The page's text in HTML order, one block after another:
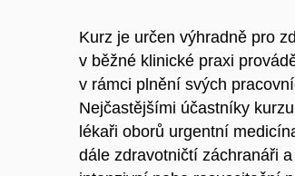
Kurz je určen výhradně pro
v běžné klinické praxi
v rámci plnění svých
Nejčastějšími účastníky
lékaři oborů urgentní
dále zdravotničtí záchranáři